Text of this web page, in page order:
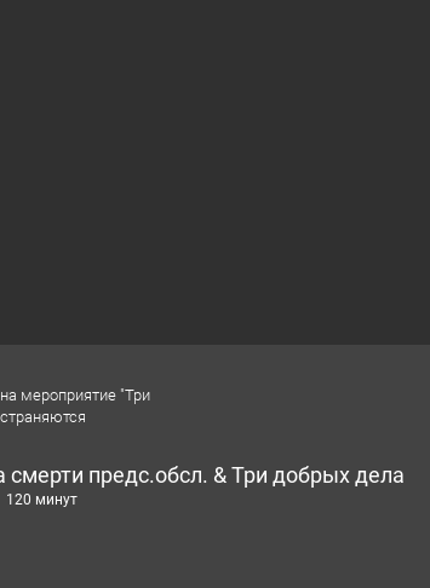
мероприятие "Три
предс.обсл. & Три добрых дела
120 минут